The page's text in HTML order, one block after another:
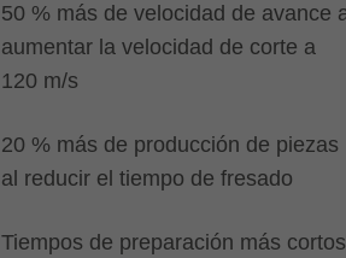
50 % más de velocidad de avance
aumentar la velocidad de corte a
120 m/s
20 % más de producción de piezas
al reducir el tiempo de fresado
Tiempos de preparación más cortos